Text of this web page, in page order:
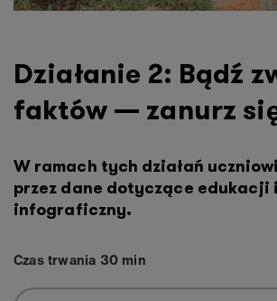
Działanie 2: Bądź
faktów — zanurz
W ramach tych działań
przez dane dotyczące edukacji
infograficzny.
Czas trwania 30 min